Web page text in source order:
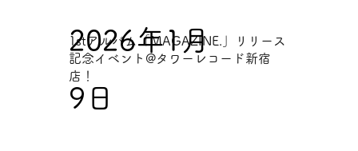
1stアルバム「MAGAZINE.」リリース
記念イベント@タワーレコード新宿
店！
2026年1月
9日